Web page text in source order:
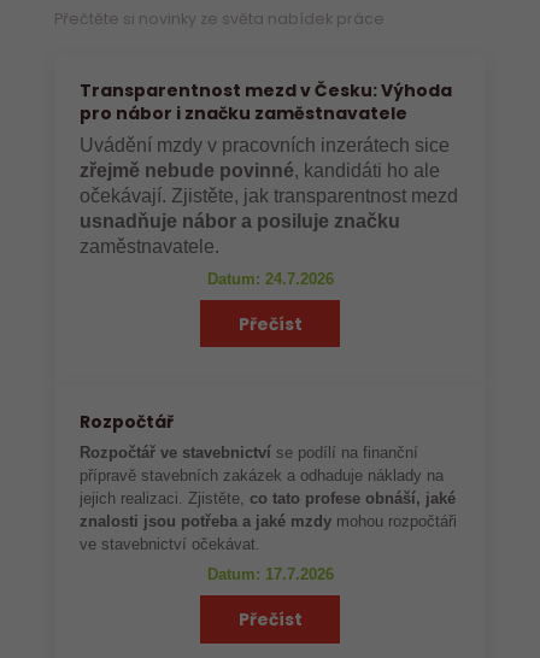
Přečtěte si novinky ze světa nabídek práce
Transparentnost mezd v Česku: Výhoda
pro nábor i značku zaměstnavatele
Uvádění mzdy v pracovních inzerátech sice
zřejmě nebude povinné, kandidáti ho ale
očekávají. Zjistěte, jak transparentnost mezd
usnadňuje nábor a posiluje značku
zaměstnavatele.
Datum: 24.7.2026
Přečíst
Rozpočtář
Rozpočtář ve stavebnictví se podílí na finanční
přípravě stavebních zakázek a odhaduje náklady na
jejich realizaci. Zjistěte,co tato profese obnáší, jaké
znalosti jsou potřeba a jaké mzdy mohou rozpočtáři
ve stavebnictví očekávat.
Datum: 17.7.2026
Přečíst